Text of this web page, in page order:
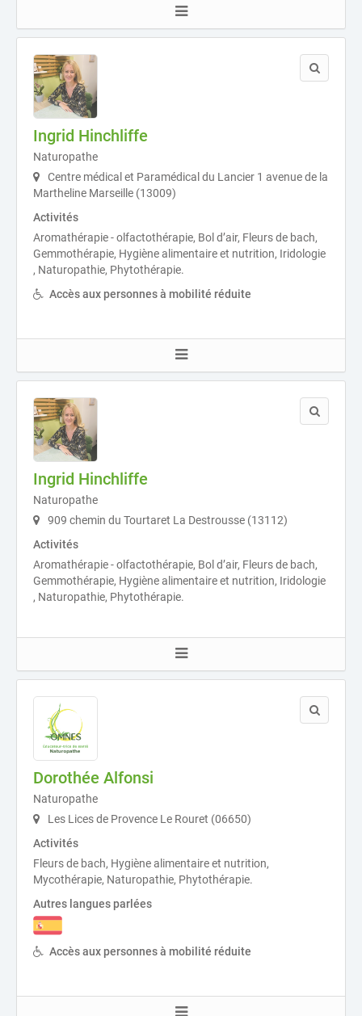
Ingrid Hinchliffe
Naturopathe
Centre médical et Paramédical du Lancier 1 avenue de la
Martheline Marseille (13009)
Activités
Aromathérapie - olfactothérapie, Bol d’air, Fleurs de bach,
Gemmothérapie, Hygiène alimentaire et nutrition, Iridologie
, Naturopathie, Phytothérapie.
Accès aux personnes à mobilité réduite
Ingrid Hinchliffe
Naturopathe
909 chemin du Tourtaret La Destrousse (13112)
Activités
Aromathérapie - olfactothérapie, Bol d’air, Fleurs de bach,
Gemmothérapie, Hygiène alimentaire et nutrition, Iridologie
, Naturopathie, Phytothérapie.
Dorothée Alfonsi
Naturopathe
Les Lices de Provence Le Rouret (06650)
Activités
Fleurs de bach, Hygiène alimentaire et nutrition,
Mycothérapie, Naturopathie, Phytothérapie.
Autres langues parlées
Accès aux personnes à mobilité réduite